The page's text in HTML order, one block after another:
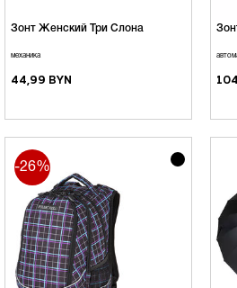
Зонт Женский Три Слона
механика
44,99 BYN
-26%